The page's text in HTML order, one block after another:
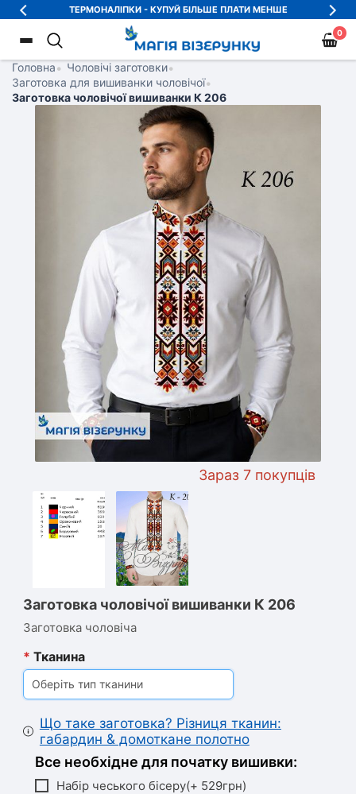
ТЕРМОНАЛІПКИ - КУПУЙ БІЛЬШЕ ПЛАТИ МЕНШЕ
0
Головна• Чоловічі заготовки•
Заготовка для вишиванки чоловічої•
Заготовка чоловічої вишиванки К 206
Зараз 7 покупців
Заготовка чоловічої вишиванки К 206
Заготовка чоловіча
* Тканина
Оберіть тип тканини
Що таке заготовка? Різниця тканин:
габардин & домоткане полотно
Все необхідне для початку вишивки:
Набір чеського бісеру(+ 529грн)